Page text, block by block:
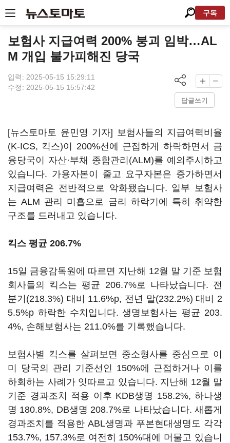
구독
보험사 지급여력 200% 붕괴 임박…AL
M 개입 불가피해진 당국
입력: 2025-05-15 15:29:11
수정: 2025-05-15 15:57:42
답글쓰기
[뉴스토마토 윤민영 기자] 보험사들의 지급여력비율
(K-ICS, 킥스)이 200%선에 근접하게 하락하면서 금
융당국이 자산·부채 종합관리(ALM)를 예의주시하고
있습니다. 가용자본이 줄고 요구자본은 증가하면서
지급여력은 전반적으로 악화됐습니다. 일부 보험사
는 ALM 관리 미흡으로 금리 하락기에 특히 취약한
구조를 드러내고 있습니다.
킥스 평균 206.7%
15일 금융감독원에 따르면 지난해 12월 말 기준 보험
회사들의 킥스는 평균 206.7%로 나타났습니다. 전
분기(218.3%) 대비 11.6%p, 전년 말(232.2%) 대비 2
5.5%p 하락한 수치입니다. 생명보험사는 평균 203.
4%, 손해보험사는 211.0%를 기록했습니다.
보험사별 킥스를 살펴보면 중소형사를 중심으로 이
미 당국의 관리 기준선인 150%에 근접하거나 이를
하회하는 사례가 잇따르고 있습니다. 지난해 12월 말
기준 경과조치 적용 이후 KDB생명 158.2%, 하나생
명 180.8%, DB생명 208.7%로 나타났습니다. 새롭게
경과조치를 적용한 ABL생명과 푸본현대생명도 각각
153.7%, 157.3%로 여전히 150%대에 머물고 있습니